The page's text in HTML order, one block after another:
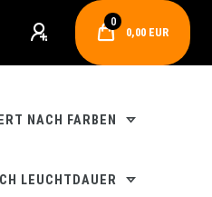
0
0,00 EUR
NACH FARBEN
LEUCHTDAUER